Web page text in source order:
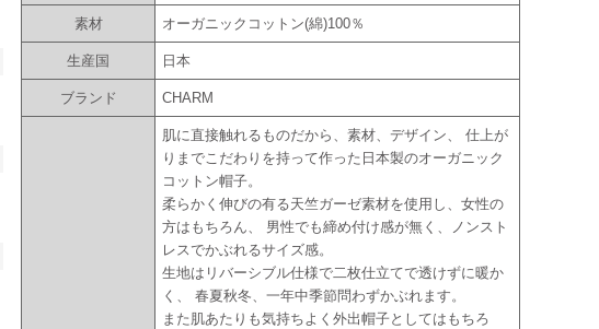
素材 オーガニックコットン(綿)100％
生産国 日本
ブランド CHARM
肌に直接触れるものだから、素材、デザイン、 仕上が
りまでこだわりを持って作った日本製のオーガニック
コットン帽子。
柔らかく伸びの有る天竺ガーゼ素材を使用し、女性の
方はもちろん、 男性でも締め付け感が無く、ノンスト
レスでかぶれるサイズ感。
生地はリバーシブル仕様で二枚仕立てで透けずに暖か
く、 春夏秋冬、一年中季節問わずかぶれます。
また肌あたりも気持ちよく外出帽子としてはもちろ